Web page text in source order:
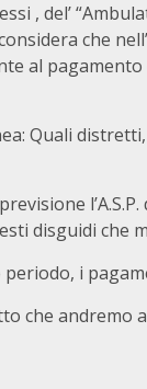
, del’
che
al
Quali
disguidi
i
che andremo